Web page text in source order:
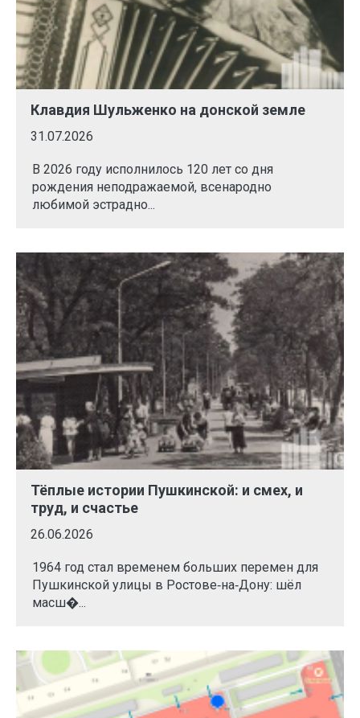
Клавдия Шульженко на донской земле
31.07.2026
В 2026 году исполнилось 120 лет со дня
рождения неподражаемой, всенародно
любимой эстрадно...
Тёплые истории Пушкинской: и смех, и
труд, и счастье
26.06.2026
1964 год стал временем больших перемен для
Пушкинской улицы в Ростове‑на‑Дону: шёл
масш�...